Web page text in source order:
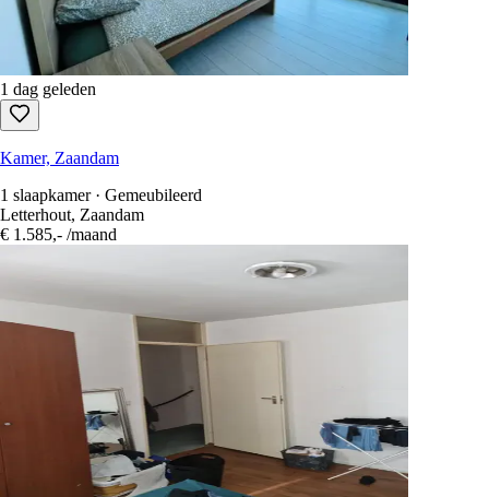
1 dag geleden
Kamer, Zaandam
1 slaapkamer · Gemeubileerd
Letterhout, Zaandam
€ 1.585,- /maand